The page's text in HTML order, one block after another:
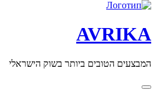
AVRIKA
המבצעים הטובים ביותר בשוק הישראלי